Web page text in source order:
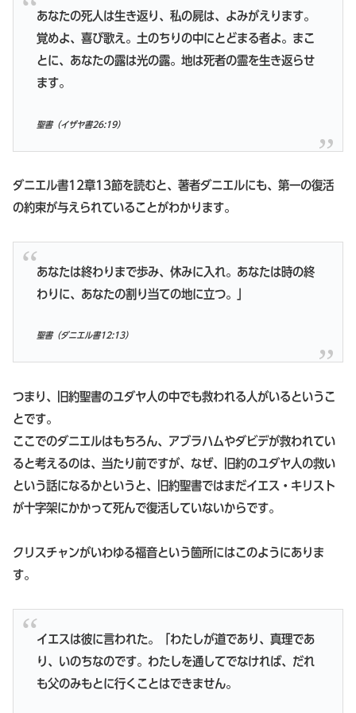
あなたの死人は生き返り、私の屍は、よみがえります。
覚めよ、喜び歌え。土のちりの中にとどまる者よ。まこ
とに、あなたの露は光の露。地は死者の霊を生き返らせ
ます。
聖書（イザヤ書26:19）
ダニエル書12章13節を読むと、著者ダニエルにも、第一の復活
の約束が与えられていることがわかります。
あなたは終わりまで歩み、休みに入れ。あなたは時の終
わりに、あなたの割り当ての地に立つ。」
聖書（ダニエル書12:13）
つまり、旧約聖書のユダヤ人の中でも救われる人がいるというこ
とです。
ここでのダニエルはもちろん、アブラハムやダビデが救われてい
ると考えるのは、当たり前ですが、なぜ、旧約のユダヤ人の救い
という話になるかというと、旧約聖書ではまだイエス・キリスト
が十字架にかかって死んで復活していないからです。
クリスチャンがいわゆる福音という箇所にはこのようにありま
す。
イエスは彼に言われた。「わたしが道であり、真理であ
り、いのちなのです。わたしを通してでなければ、だれ
も父のみもとに行くことはできません。